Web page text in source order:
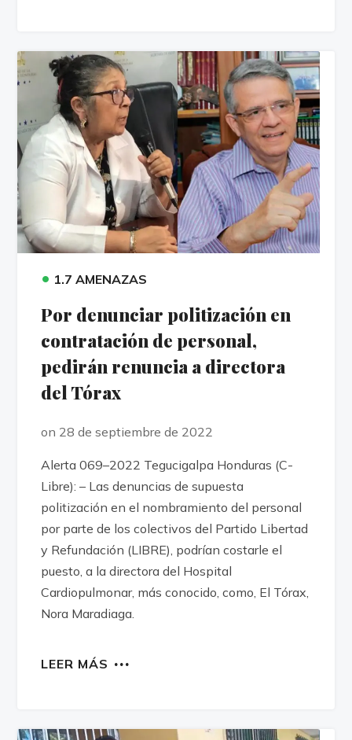
• 1.7 AMENAZAS
Por denunciar politización en
contratación de personal,
pedirán renuncia a directora
del Tórax
on 28 de septiembre de 2022
Alerta 069–2022 Tegucigalpa Honduras (C-
Libre): – Las denuncias de supuesta
politización en el nombramiento del personal
por parte de los colectivos del Partido Libertad
y Refundación (LIBRE), podrían costarle el
puesto, a la directora del Hospital
Cardiopulmonar, más conocido, como, El Tórax,
Nora Maradiaga.
LEER MÁS